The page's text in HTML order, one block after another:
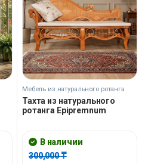
Мебель из натурального ротанга
Тахта из натурального
ротанга Epipremnum
В наличии
300,000₸